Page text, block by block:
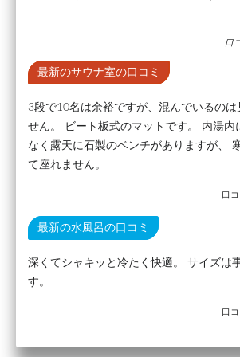
口
最新のサウナ室の口コミ
3段で10名は余裕ですが、混んでいるのは
せん。 ビート板式のマットです。 内湯内
なく露天に石製のベンチがありますが、
て座れません。
口
最新の水風呂の口コミ
深くてシャキッと冷たく快適。 サイズは
す。
口